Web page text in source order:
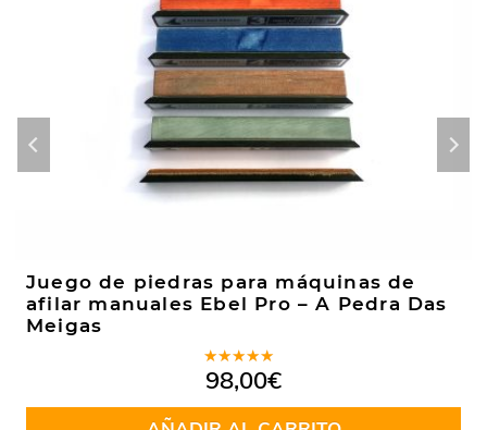
Juego de piedras para máquinas de
afilar manuales Ebel Pro – A Pedra Das
Meigas
Valorado
en5.00de
5
98,00€